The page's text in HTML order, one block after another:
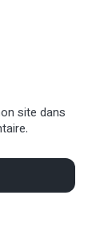
site dans